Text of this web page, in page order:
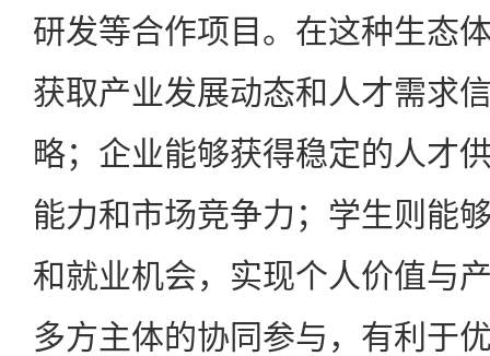
研发等合作项目。在这种生态
获取产业发展动态和人才需求
略；企业能够获得稳定的人才
能力和市场竞争力；学生则能
和就业机会，实现个人价值与
多方主体的协同参与，有利于